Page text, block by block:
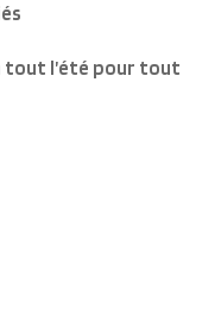
l’été pour tout